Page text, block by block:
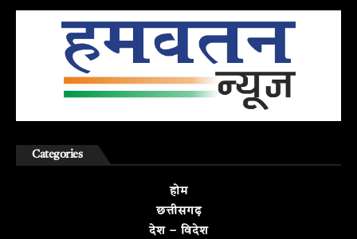
Categories
होम
छत्तीसगढ़
देश – विदेश